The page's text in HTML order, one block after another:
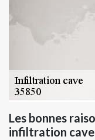
Les bonnes
infiltration cave